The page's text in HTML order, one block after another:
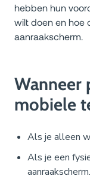
hebben hun
wilt doen en hoe
aanraakscherm.
Wanneer
mobiele
Als je alleen
Als je een
aanraakscherm.